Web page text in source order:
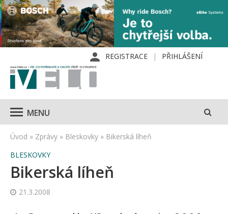
REGISTRACE PŘIHLÁŠENÍ
MENU
Úvod » Zprávy » Bleskovky » Bikerská líheň
BLESKOVKY
Bikerská líheň
21.3.2008